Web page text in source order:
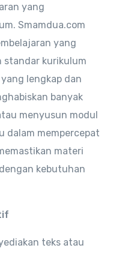
yang
Smamdua.com
yang
standar kurikulum
lengkap dan
banyak
menyusun modul
dalam mempercepat
materi
kebutuhan
teks atau